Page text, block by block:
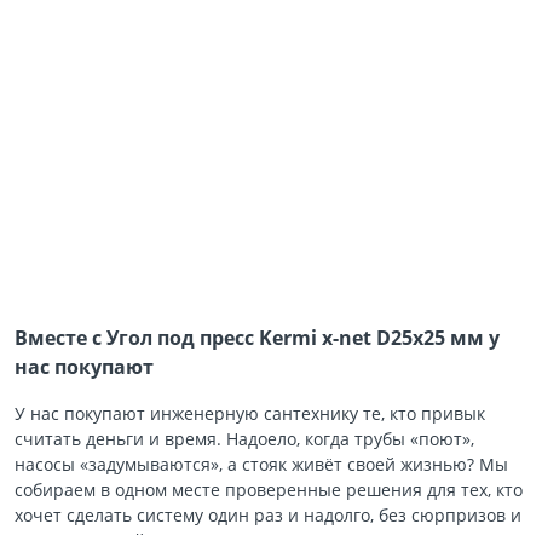
Вместе с Угол под пресс Kermi x-net D25x25 мм у
нас покупают
У нас покупают инженерную сантехнику те, кто привык
считать деньги и время. Надоело, когда трубы «поют»,
насосы «задумываются», а стояк живёт своей жизнью? Мы
собираем в одном месте проверенные решения для тех, кто
хочет сделать систему один раз и надолго, без сюрпризов и